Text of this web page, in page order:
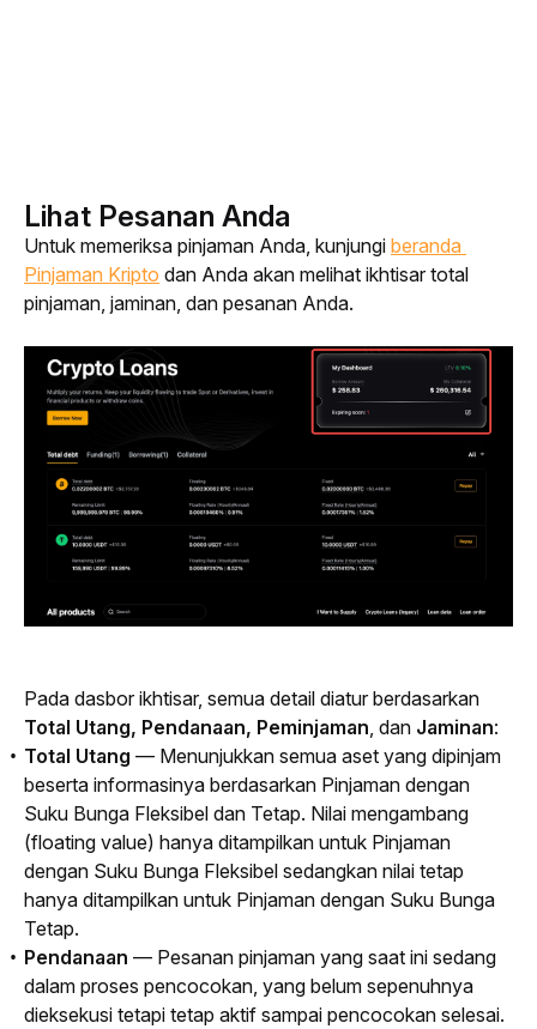
Lihat Pesanan Anda
Untuk memeriksa pinjaman Anda, kunjungi beranda
Pinjaman Kripto dan Anda akan melihat ikhtisar total
pinjaman, jaminan, dan pesanan Anda.
Total Utang, Pendanaan, Peminjaman , dan Jaminan:
Total Utang — Menunjukkan semua aset yang dipinjam
beserta informasinya berdasarkan Pinjaman dengan
Suku Bunga Fleksibel dan Tetap. Nilai mengambang
(floating value) hanya ditampilkan untuk Pinjaman
dengan Suku Bunga Fleksibel sedangkan nilai tetap
hanya ditampilkan untuk Pinjaman dengan Suku Bunga
Tetap.
Pendanaan — Pesanan pinjaman yang saat ini sedang
dalam proses pencocokan, yang belum sepenuhnya
dieksekusi tetapi tetap aktif sampai pencocokan selesai.